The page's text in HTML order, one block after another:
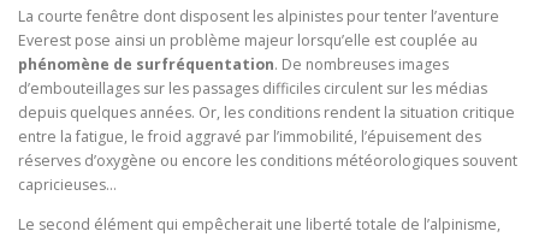
La courte fenêtre dont disposent les alpinistes pour tenter l’aventure
Everest pose ainsi un problème majeur lorsqu’elle est couplée au
phénomène de surfréquentation. De nombreuses images
d’embouteillages sur les passages difficiles circulent sur les médias
depuis quelques années. Or, les conditions rendent la situation critique
entre la fatigue, le froid aggravé par l’immobilité, l’épuisement des
réserves d’oxygène ou encore les conditions météorologiques souvent
capricieuses…
Le second élément qui empêcherait une liberté totale de l’alpinisme,